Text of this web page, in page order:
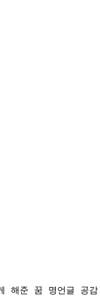
해준 꿈 명언글 공